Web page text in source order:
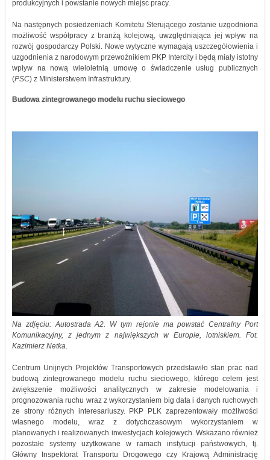
produkcyjnych i powstanie nowych miejsc pracy.
Na następnych posiedzeniach Komitetu Sterującego zostanie uzgodniona
możliwość współpracy z branżą kolejową, uwzględniająca jej wpływ na
rozwój gospodarczy Polski. Nowe wytyczne wymagają uszczegółowienia i
uzgodnienia z narodowym przewoźnikiem PKP Intercity i będą miały istotny
wpływ na nową wieloletnią umowę o świadczenie usług publicznych
(PSC) z Ministerstwem Infrastruktury.
Budowa zintegrowanego modelu ruchu sieciowego
Na zdjęciu: Autostrada A2. W tym rejonie ma powstać Centralny Port
Komunikacyjny, z jednym z największych w Europie, lotniskiem. Fot.
Kazimierz Netka.
Centrum Unijnych Projektów Transportowych przedstawiło stan prac nad
budową zintegrowanego modelu ruchu sieciowego, którego celem jest
zwiększenie możliwości analitycznych w zakresie modelowania i
prognozowania ruchu wraz z wykorzystaniem big data i danych ruchowych
ze strony różnych interesariuszy. PKP PLK zaprezentowały możliwości
własnego modelu, wraz z dotychczasowym wykorzystaniem w
planowanych i realizowanych inwestycjach kolejowych. Wskazano również
pozostałe systemy użytkowane w ramach instytucji państwowych, tj.
Główny Inspektorat Transportu Drogowego czy Krajową Administrację